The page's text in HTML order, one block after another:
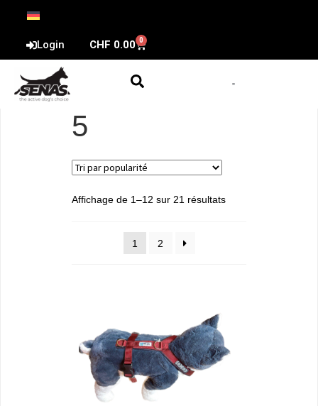
Login CHF 0.00 0
5
Affichage de 1–12 sur 21 résultats
1 2